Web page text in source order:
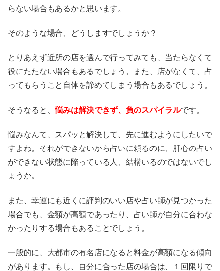
らない場合もあるかと思います。
そのような場合、どうしますでしょうか？
とりあえず近所の店を選んで行ってみても、当たらなくて
役にたたない場合もあるでしょう。また、店がなくて、占
ってもらうこと自体を諦めてしまう場合もあるでしょう。
そうなると、悩みは解決できず、負のスパイラルです。
悩みなんて、スパッと解決して、先に進むようにしたいで
すよね。それができないから占いに頼るのに、肝心の占い
ができない状態に陥っている人、結構いるのではないでし
ょうか。
また、幸運にも近くに評判のいい店や占い師が見つかった
場合でも、金額が高額であったり、占い師が自分に合わな
かったりする場合もあることでしょう。
一般的に、大都市の有名店になると料金が高額になる傾向
があります。もし、自分に合った店の場合は、１回限りで